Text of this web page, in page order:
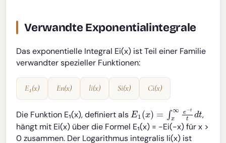
Verwandte Exponentialintegrale
Das exponentielle Integral Ei(x) ist Teil einer Familie
verwandter spezieller Funktionen:
E₁(x) En(x) li(x) Si(x) Ci(x)
Die Funktion E₁(x), definiert alsE1 x = ∞e− ttd t ,
hängt mit Ei(x) über die Formel E₁(x) = -Ei(-x) für x >
0 zusammen. Der Logarithmus integralis li(x) ist